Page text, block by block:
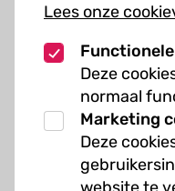
Lees onze
Deze
normaal
Marketing
Deze
Kunst cursussen
Over ons
Organisatie
Werken bij Kielzog
Veelgestelde vragen